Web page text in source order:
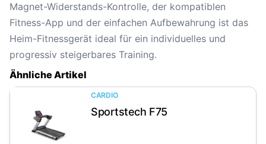
Magnet-Widerstands-Kontrolle, der kompatiblen
Fitness-App und der einfachen Aufbewahrung ist das
Heim-Fitnessgerät ideal für ein individuelles und
progressiv steigerbares Training.
Ähnliche Artikel
Artikel anzeigen
CARDIO
Sportstech F75